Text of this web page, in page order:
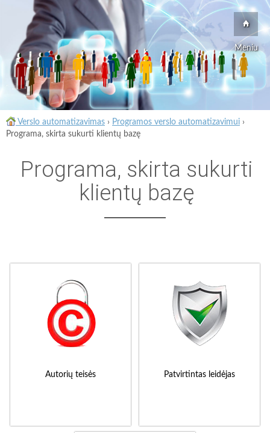
Meniu
Verslo automatizavimas › Programos verslo automatizavimui ›
Programa, skirta sukurti klientų bazę
Programa, skirta sukurti
klientų bazę
Autorių teisės Patvirtintas leidėjas